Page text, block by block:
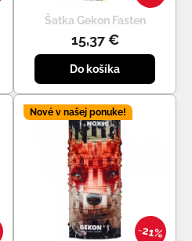
Šatka Gekon Fasten
15,37 €
Do košíka
21%
Nové v našej ponuke!